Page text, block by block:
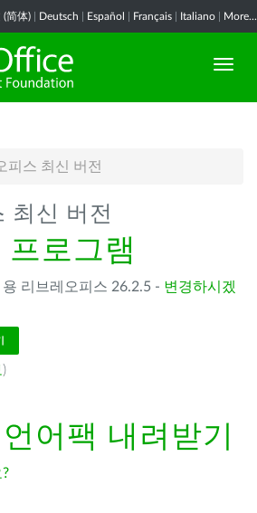
(简体) Deutsch Español Français Italiano More...
피스 최신 버전
최신 버전
로그램
리브레오피스 26.2.5 - 변경하시겠
)
언어팩 내려받기